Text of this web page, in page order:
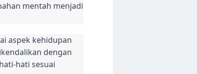
mentah menjadi
aspek kehidupan
dengan
hati sesuai